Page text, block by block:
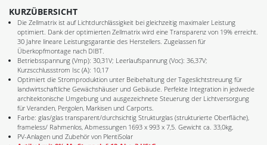
KURZÜBERSICHT
Die Zellmatrix ist auf Lichtdurchlässigkeit bei gleichzeitig maximaler Leistung
optimiert. Dank der optimierten Zellmatrix wird eine Transparenz von 19% erreicht.
30 Jahre lineare Leistungsgarantie des Herstellers. Zugelassen für
Überkopfmontage nach DIBT.
Betriebsspannung (Vmp): 30,31V; Leerlaufspannung (Voc): 36,37V;
Kurzscchlussstrom Isc (A): 10,17
Optimiert die Stromproduktion unter Beibehaltung der Tageslichtstreuung für
landwirtschaftliche Gewächshäuser und Gebäude. Perfekte Integration in jedwede
architektonische Umgebung und ausgezeichnete Steuerung der Lichtversorgung
für Veranden, Pergolen, Markisen und Carports.
Farbe: glas/glas transparent/durchsichtig Strukturglas (strukturierte Oberfläche),
frameless/ Rahmenlos, Abmessungen 1693 x 993 x 7,5. Gewicht ca. 33,0kg,
PV-Anlagen und Zubehör von PlentiSolar